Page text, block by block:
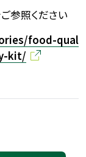
参照ください
food-qual
kit/